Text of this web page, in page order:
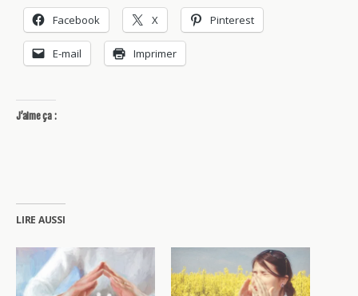
Facebook X Pinterest
E-mail Imprimer
J’aime ça :
LIRE AUSSI